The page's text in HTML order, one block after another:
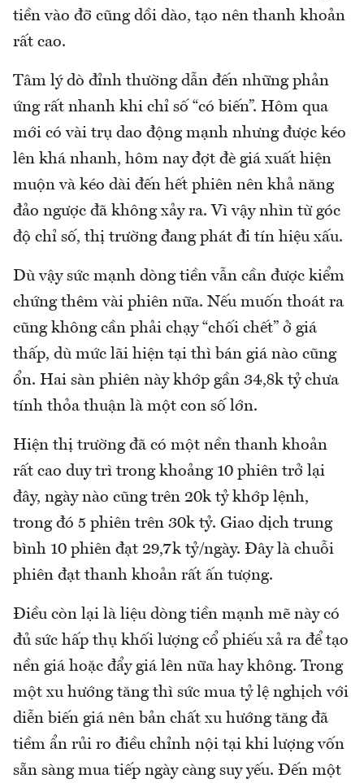
tiền vào đỡ cũng dồi dào, tạo nên thanh khoản
rất cao.
Tâm lý dò đỉnh thường dẫn đến những phản
ứng rất nhanh khi chỉ số “có biến”. Hôm qua
mới có vài trụ dao động mạnh nhưng được kéo
lên khá nhanh, hôm nay đợt đè giá xuất hiện
muộn và kéo dài đến hết phiên nên khả năng
đảo ngược đã không xảy ra. Vì vậy nhìn từ góc
độ chỉ số, thị trường đang phát đi tín hiệu xấu.
Dù vậy sức mạnh dòng tiền vẫn cần được kiểm
chứng thêm vài phiên nữa. Nếu muốn thoát ra
cũng không cần phải chạy “chối chết” ở giá
thấp, dù mức lãi hiện tại thì bán giá nào cũng
ổn. Hai sàn phiên này khớp gần 34,8k tỷ chưa
tính thỏa thuận là một con số lớn.
Hiện thị trường đã có một nền thanh khoản
rất cao duy trì trong khoảng 10 phiên trở lại
đây, ngày nào cũng trên 20k tỷ khớp lệnh,
trong đó 5 phiên trên 30k tỷ. Giao dịch trung
bình 10 phiên đạt 29,7k tỷ/ngày. Đây là chuỗi
phiên đạt thanh khoản rất ấn tượng.
Điều còn lại là liệu dòng tiền mạnh mẽ này có
đủ sức hấp thụ khối lượng cổ phiếu xả ra để tạo
nền giá hoặc đẩy giá lên nữa hay không. Trong
một xu hướng tăng thì sức mua tỷ lệ nghịch với
diễn biến giá nên bản chất xu hướng tăng đã
tiềm ẩn rủi ro điều chỉnh nội tại khi lượng vốn
sẵn sàng mua tiếp ngày càng suy yếu. Đến một